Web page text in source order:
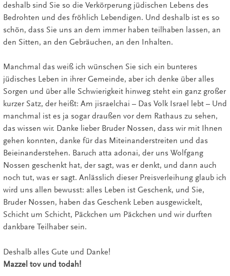
deshalb sind Sie so die Verkörperung jüdischen Lebens des
Bedrohten und des fröhlich Lebendigen. Und deshalb ist es so
schön, dass Sie uns an dem immer haben teilhaben lassen, an
den Sitten, an den Gebräuchen, an den Inhalten.
Manchmal das weiß ich wünschen Sie sich ein bunteres
jüdisches Leben in ihrer Gemeinde, aber ich denke über alles
Sorgen und über alle Schwierigkeit hinweg steht ein ganz großer
kurzer Satz, der heißt: Am jisraelchai – Das Volk Israel lebt – Und
manchmal ist es ja sogar draußen vor dem Rathaus zu sehen,
das wissen wir. Danke lieber Bruder Nossen, dass wir mit Ihnen
gehen konnten, danke für das Miteinanderstreiten und das
Beieinanderstehen. Baruch atta adonai, der uns Wolfgang
Nossen geschenkt hat, der sagt, was er denkt, und dann auch
noch tut, was er sagt. Anlässlich dieser Preisverleihung glaub ich
wird uns allen bewusst: alles Leben ist Geschenk, und Sie,
Bruder Nossen, haben das Geschenk Leben ausgewickelt,
Schicht um Schicht, Päckchen um Päckchen und wir durften
dankbare Teilhaber sein.
Deshalb alles Gute und Danke!
Mazzel tov und todah!